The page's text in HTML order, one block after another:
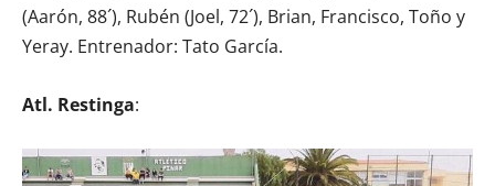
(Aarón, 88´), Rubén (Joel, 72´), Brian, Francisco, Toño y
Yeray. Entrenador: Tato García.
Atl. Restinga: